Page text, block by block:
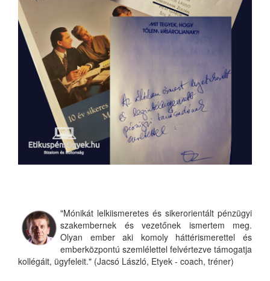
"Mónikát lelkiismeretes és sikerorientált pénzügyi
szakembernek és vezetőnek ismertem meg.
Olyan ember aki komoly háttérismerettel és
emberközpontú szemlélettel felvértezve támogatja
kollégáit, ügyfeleit." (Jacsó László, Etyek - coach, tréner)